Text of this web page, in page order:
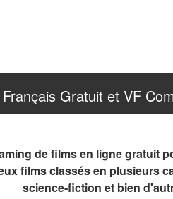
Gratuit et VF
de films en ligne gratuit
films classés en plusieurs
science-fiction et bien